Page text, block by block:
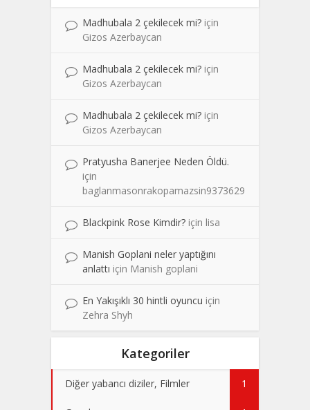
Madhubala 2 çekilecek mi? için
Gizos Azerbaycan
Madhubala 2 çekilecek mi? için
Gizos Azerbaycan
Madhubala 2 çekilecek mi? için
Gizos Azerbaycan
Pratyusha Banerjee Neden Öldü.
için
baglanmasonrakopamazsin9373629
Blackpink Rose Kimdir? için lisa
Manish Goplani neler yaptığını
anlattı için Manish goplani
En Yakışıklı 30 hintli oyuncu için
Zehra Shyh
Kategoriler
Diğer yabancı diziler, Filmler 1